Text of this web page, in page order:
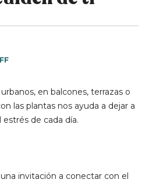
en balcones, terrazas o
las plantas nos ayuda a dejar a
estrés de cada día.
invitación a conectar con el